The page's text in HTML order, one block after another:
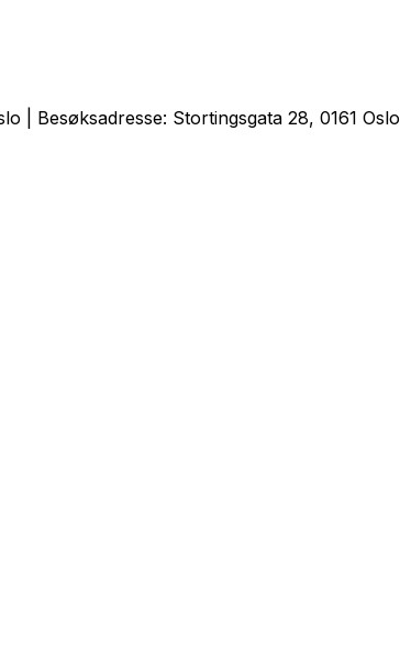
| Besøksadresse: Stortingsgata 28, 0161 Oslo